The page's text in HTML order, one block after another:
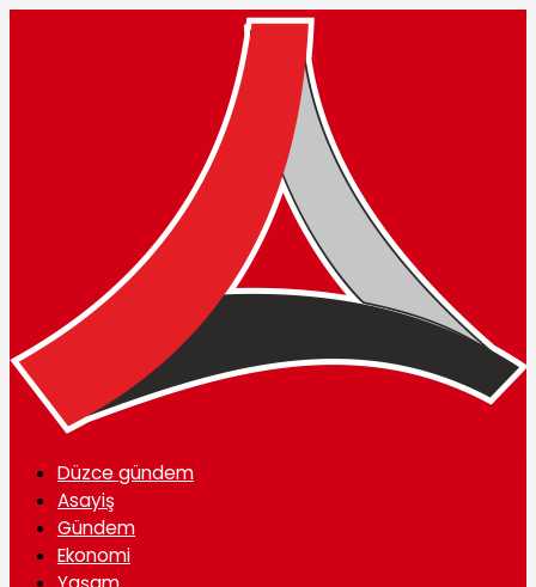
Düzce gündem
Asayiş
Gündem
Ekonomi